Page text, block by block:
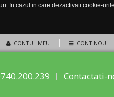
In cazul in care dezactivati cookie-
CONTUL MEU CONT NOU
Contactati-